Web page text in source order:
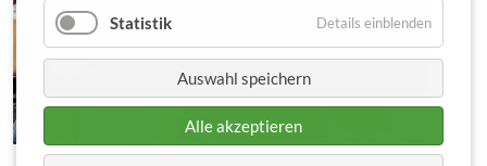
Statistik Details einblenden
Auswahl speichern
Alle akzeptieren